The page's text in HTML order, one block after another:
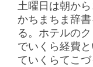
土曜日は朝か
かちまちま辞
る。ホテルの
でいくら経費
ていくらてこ